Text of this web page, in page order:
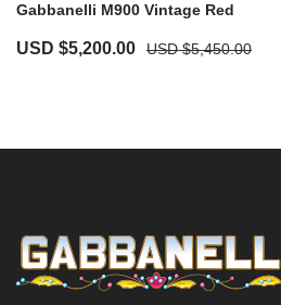
Gabbanelli M900 Vintage Red
USD $5,450.00
USD $5,200.00